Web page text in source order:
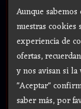
Aunque
nuestras
experiencia de
ofertas,
y nos avisan si
"Aceptar"
saber más, por